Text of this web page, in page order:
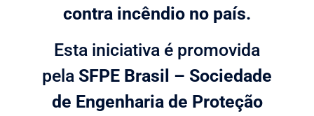
contra incêndio no país.
Esta iniciativa é promovida
pela SFPE Brasil – Sociedade
de Engenharia de Proteção